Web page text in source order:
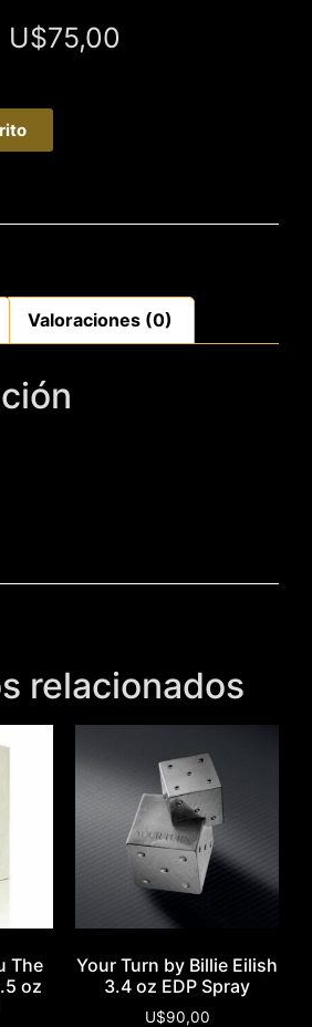
U$75,00
Valoraciones (0)
relacionados
The
oz
Your Turn by Billie Eilish
3.4 oz EDP Spray
U$90,00